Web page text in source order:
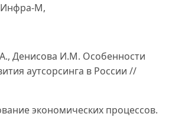
Инфра-М,
Денисова И.М. Особенности
аутсорсинга в России //
экономических процессов.